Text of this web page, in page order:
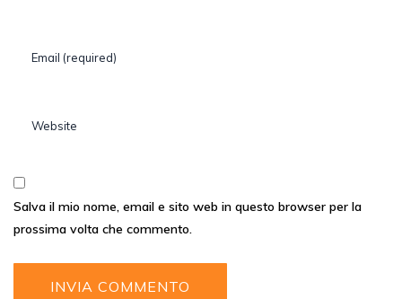
Salva il mio nome, email e sito web in questo browser per la
prossima volta che commento.